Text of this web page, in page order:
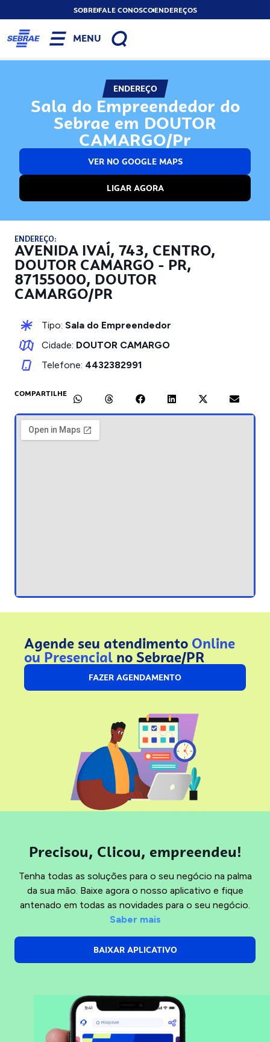
SOBREFALE CONOSCOENDEREÇOS
MENU
ENDEREÇO
Sala do Empreendedor do
Sebrae em DOUTOR
CAMARGO/Pr
VER NO GOOGLE MAPS
LIGAR AGORA
ENDEREÇO:
AVENIDA IVAÍ, 743, CENTRO,
DOUTOR CAMARGO - PR,
87155000, DOUTOR
CAMARGO/PR
Tipo: Sala do Empreendedor
Cidade: DOUTOR CAMARGO
Telefone: 4432382991
COMPARTILHE
Agende seu atendimento Online
ou Presencial no Sebrae/PR
FAZER AGENDAMENTO
Precisou, Clicou, empreendeu!
Tenha todas as soluções para o seu negócio na palma
da sua mão. Baixe agora o nosso aplicativo e fique
antenado em todas as novidades para o seu negócio.
Saber mais
BAIXAR APLICATIVO